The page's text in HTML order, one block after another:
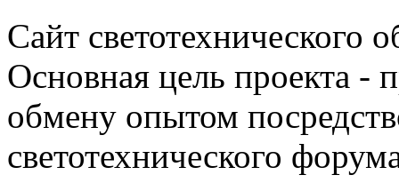
Сайт светотехнического
Основная цель проекта -
обмену опытом
светотехнического